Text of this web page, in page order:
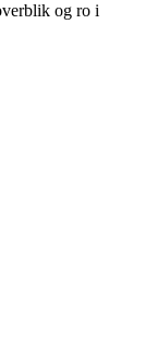
og ro i